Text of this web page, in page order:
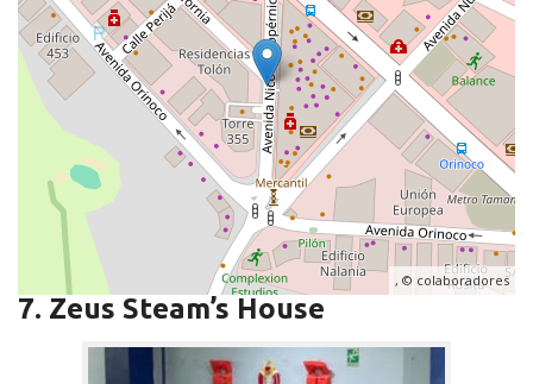
, © colaboradores
7. Zeus Steam’s House